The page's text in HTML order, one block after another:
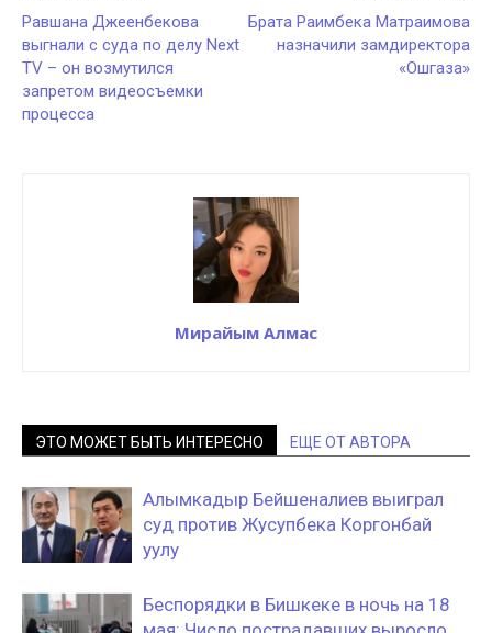
Равшана Джеенбекова
выгнали с суда по делу Next
TV – он возмутился
запретом видеосъемки
процесса
Брата Раимбека Матраимова
назначили замдиректора
«Ошгаза»
Мирайым Алмас
ЭТО МОЖЕТ БЫТЬ ИНТЕРЕСНО ЕЩЕ ОТ АВТОРА
Алымкадыр Бейшеналиев выиграл
суд против Жусупбека Коргонбай
уулу
Беспорядки в Бишкеке в ночь на 18